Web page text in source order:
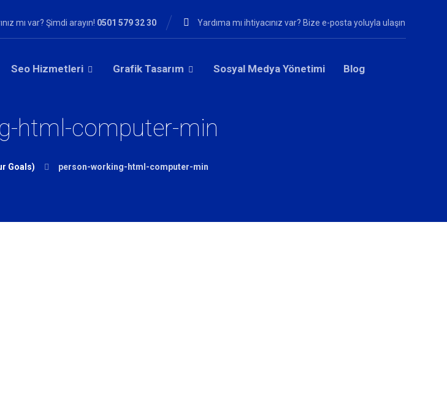
Yardıma mı ihtiyacınız var? Bize e-posta yoluyla ulaşın
mı var? Şimdi arayın! 0501 579 32 30
Seo Hizmetleri Grafik Tasarım Sosyal Medya Yönetimi Blog
html-computer-min
Goals) person-working-html-computer-min